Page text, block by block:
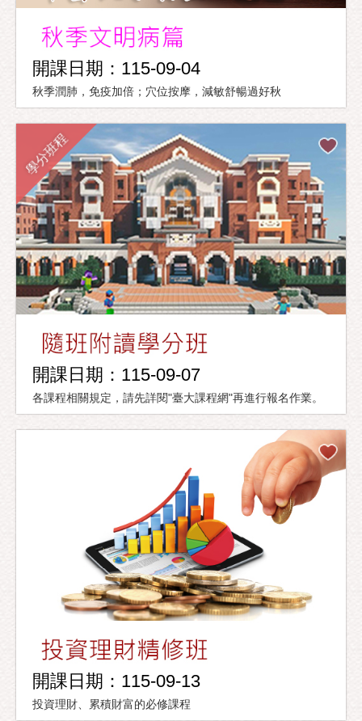
開課日期：115-09-04
秋季潤肺，免疫加倍；穴位按摩，減敏舒暢過好秋
學分班程
開課日期：115-09-07
各課程相關規定，請先詳閱"臺大課程網"再進行報名作業。
開課日期：115-09-13
投資理財、累積財富的必修課程